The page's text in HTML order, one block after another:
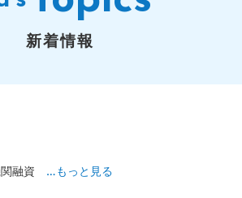
新着情報
関融資 …もっと見る